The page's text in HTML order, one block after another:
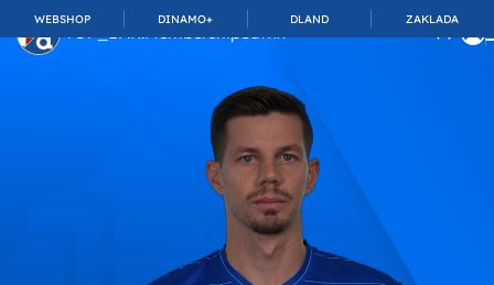
WEBSHOP DINAMO+ DLAND ZAKLADA
TOP_BAR.MembershipSuffix